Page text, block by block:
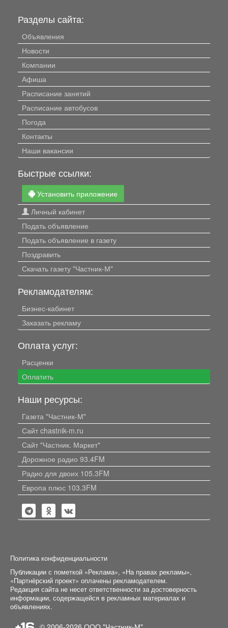
Разделы сайта:
Объявления
Новости
Компании
Афиша
Расписание занятий
Расписание автобусов
Погода
Контакты
Наши вакансии
Быстрые ссылки:
Установить приложение
Личный кабинет
Подать объявление
Подать объявление в газету
Поздравить
Скачать газету "Частник-М"
Рекламодателям:
Бизнес-кабинет
Заказать рекламу
Оплата услуг:
Расценки
Оплатить
Наши ресурсы:
Газета "Частник-М"
Сайт chastnik-m.ru
Сайт "Частник. Маркет"
Дорожное радио 93.4FM
Радио для двоих 105.3FM
Европа плюс 103.3FM
Политика конфиденциальности
Публикации с пометкой «Реклама», «На правах рекламы»,
«Партнёрский проект» оплачены рекламодателем.
Редакция сайта не несет ответственности за достоверность
информации, содержащейся в рекламных материалах и
объявлениях.